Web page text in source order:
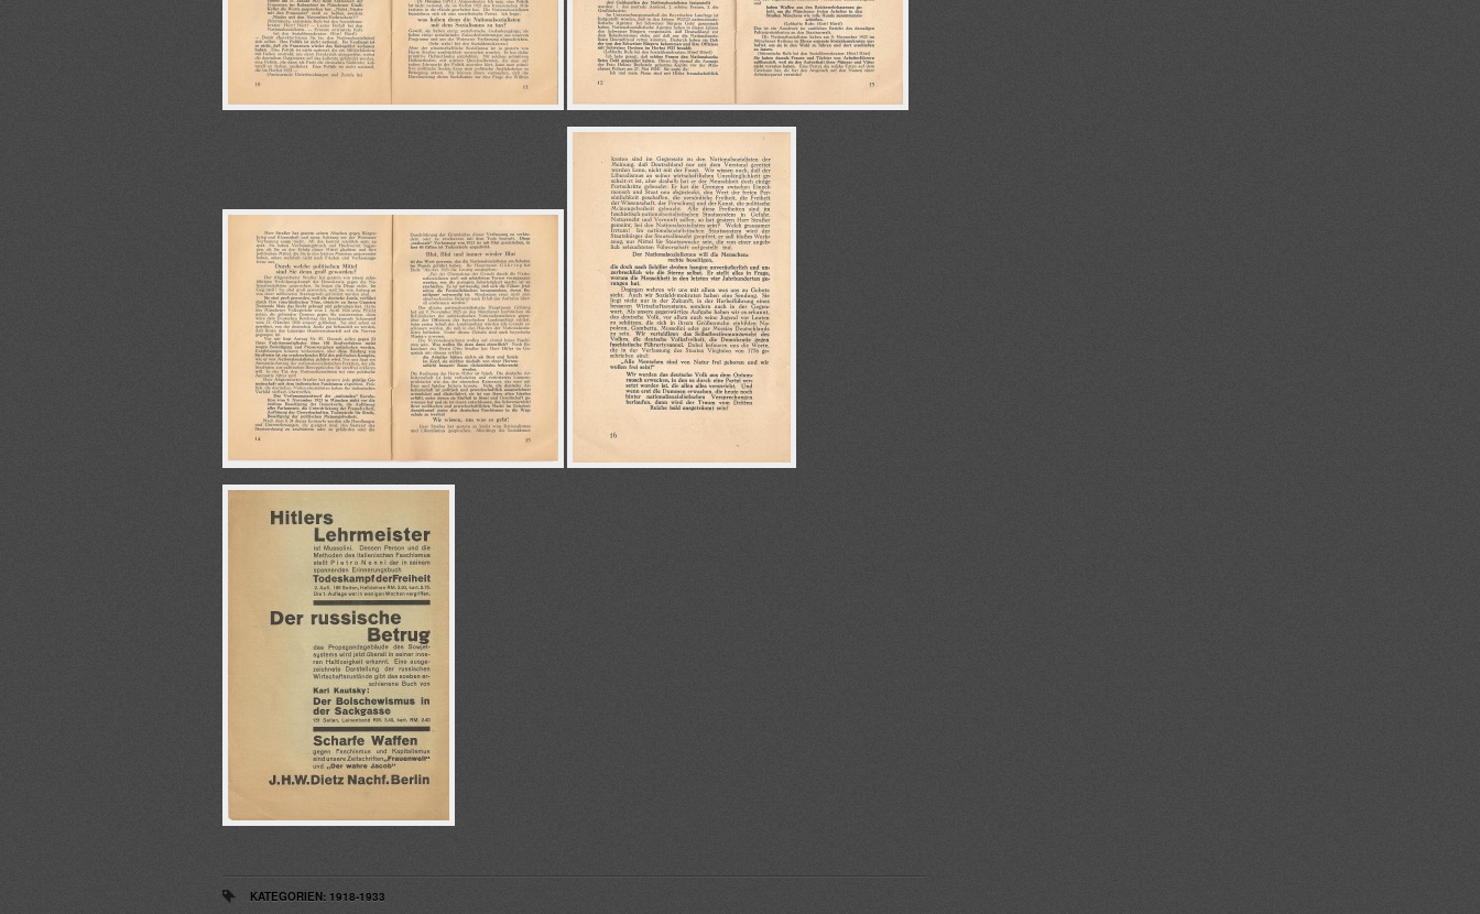
KATEGORIEN: 1918-1933